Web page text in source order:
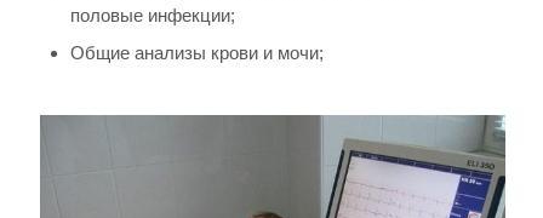
половые инфекции;
Общие анализы крови и мочи;